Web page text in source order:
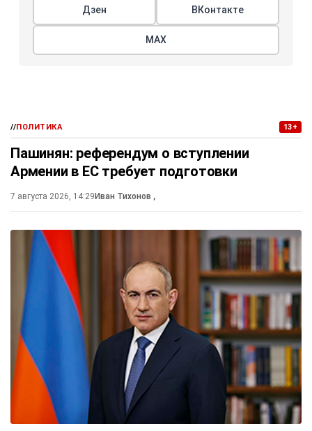
Дзен ВКонтакте
МАХ
//ПОЛИТИКА 13+
Пашинян: референдум о вступлении
Армении в ЕС требует подготовки
7 августа 2026, 14:29Иван Тихонов ,